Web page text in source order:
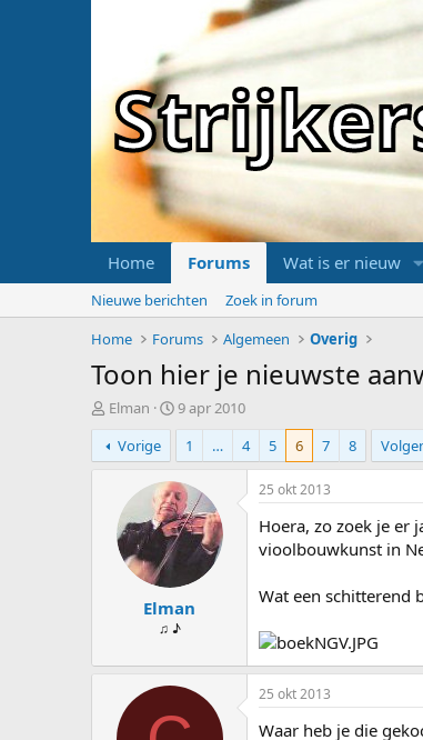
Home Forums Wat is er nieuw
Nieuwe berichten
Zoek in forum
Home
Forums Algemeen Overig
Toon hier je nieuwste
T
o
p
i
Elman
S
t
r
t
d
a
t
m
9 apr 2010
Vorige
1 … 4 5 6 7 8
Elman
♫ ♪
25 okt 2013
Hoera, zo zoek je er
vioolbouwkunst in
Wat een schitterend
25 okt 2013
Waar heb je die